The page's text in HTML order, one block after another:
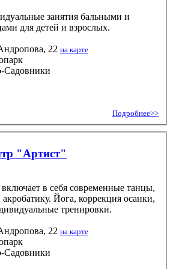
занятия бальными и
для детей и взрослых.
22 на карте
Подробнее>>
"Артист"
в себя современные танцы,
Йога, коррекция осанки,
тренировки.
22 на карте